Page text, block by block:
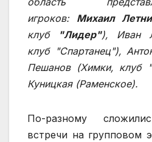
игроков: Михаил
клуб
"Лидер"), Иван
клуб "Спартанец"),
Пешанов (Химки, клуб
Куницкая (Раменское).
По-разному
встречи на групповом